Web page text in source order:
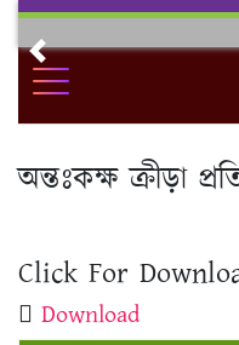
Skip
contentPrevious
অন্তঃকক্ষ ক্রীড়া
Click For
Download